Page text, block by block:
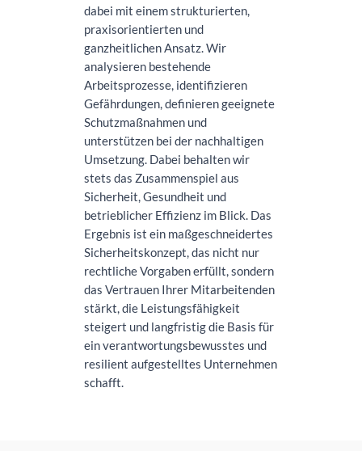
dabei mit einem strukturierten,
praxisorientierten und
ganzheitlichen Ansatz. Wir
analysieren bestehende
Arbeitsprozesse, identifizieren
Gefährdungen, definieren geeignete
Schutzmaßnahmen und
unterstützen bei der nachhaltigen
Umsetzung. Dabei behalten wir
stets das Zusammenspiel aus
Sicherheit, Gesundheit und
betrieblicher Effizienz im Blick. Das
Ergebnis ist ein maßgeschneidertes
Sicherheitskonzept, das nicht nur
rechtliche Vorgaben erfüllt, sondern
das Vertrauen Ihrer Mitarbeitenden
stärkt, die Leistungsfähigkeit
steigert und langfristig die Basis für
ein verantwortungsbewusstes und
resilient aufgestelltes Unternehmen
schafft.